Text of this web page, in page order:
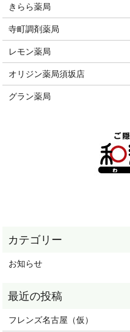
きらら薬局
寺町調剤薬局
レモン薬局
オリジン薬局須坂店
グラン薬局
お知らせ
フレンズ名古屋（仮）